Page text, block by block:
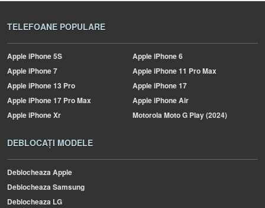
TELEFOANE POPULARE
AppleiPhone 5S AppleiPhone 6
AppleiPhone 7 AppleiPhone 11 Pro Max
AppleiPhone 13 Pro AppleiPhone 17
AppleiPhone 17 Pro Max AppleiPhone Air
AppleiPhone Xr MotorolaMoto G Play (2024)
DEBLOCAȚI MODELE
Deblocheaza Apple
Deblocheaza Samsung
Deblocheaza LG